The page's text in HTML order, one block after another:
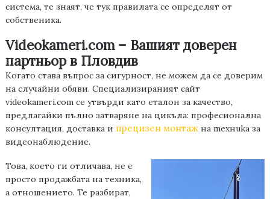
система, те знаят, че тук правилата се определят от
собственика.
Videokameri.com – Вашият доверен
партньор в Пловдив
Когато става въпрос за сигурност, не можем да се доверим
на случайни обяви. Специализираният сайт
videokameri.com се утвърди като еталон за качество,
предлагайки пълно затваряне на цикъла: професионална
консултация, доставка и прецизен монтаж на техниказа
видеонаблюдение.
Това, което ги отличава, не е
просто продажбата на техника,
а отношението. Те разбират,